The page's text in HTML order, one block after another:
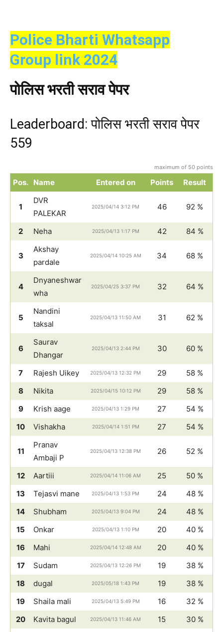
Police Bharti Whatsapp
Group link 2024
पोलिस भरती सराव पेपर
Leaderboard: पोलिस भरती सराव पेपर
559
maximum of 50 points
Pos. Name Entered on Points Result
1
DVR
PALEKAR
2025/04/14 3:12 PM 46 92 %
2 Neha 2025/04/13 1:17 PM 42 84 %
3
Akshay
pardale
2025/04/14 10:25 AM 34 68 %
4
Dnyaneshwar
wha
2025/04/25 3:37 PM 32 64 %
5
Nandini
taksal
2025/04/13 11:50 AM 31 62 %
6
Saurav
Dhangar
2025/04/13 2:44 PM 30 60 %
7 Rajesh Uikey 2025/04/13 12:32 PM 29
58 %
8
Nikita 2025/04/15 10:12 PM 29
58 %
9
Krish aage 2025/04/13 1:29 PM 27
54 %
10
Vishakha 2025/04/14 1:51 PM 27 54 %
11
Pranav
Ambaji P
2025/04/13 12:38 PM 26 52 %
12 Aartiii 2025/04/14 11:06 AM 25
50 %
13
Tejasvi mane 2025/04/13 1:53 PM 24
48 %
14
Shubham 2025/04/13 9:04 PM 24
48 %
15
Onkar 2025/04/13 1:10 PM 20
40 %
16
Mahi 2025/04/14 12:48 AM 20
40 %
17
Sudam 2025/04/13 12:26 PM 19
38 %
18
dugal 2025/05/18 1:43 PM 19
38 %
19
Shaila mali 2025/04/13 5:49 PM 16
32 %
20
Kavita bagul 2025/04/13 11:46 AM 15
30 %